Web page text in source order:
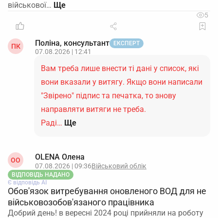
військової…
5
ПК Поліна, консультант ЕКСПЕРТ
07.08.2026 | 12:41
Вам треба лише внести ті дані у список, які
вони вказали у витягу. Якщо вони написали
"Звірено" підпис та печатка, то знову
направляти витяги не треба.
Раді… Ще
ОO OLENA Олена
07.08.2026 | 09:36Військовий облік
ВІДПОВІДЬ НАДАНО
Є відповідь АІ
Обов'язок витребування оновленого ВОД для не
військовозобов'язаного працівника
Добрий день! в вересні 2024 році прийняли на роботу